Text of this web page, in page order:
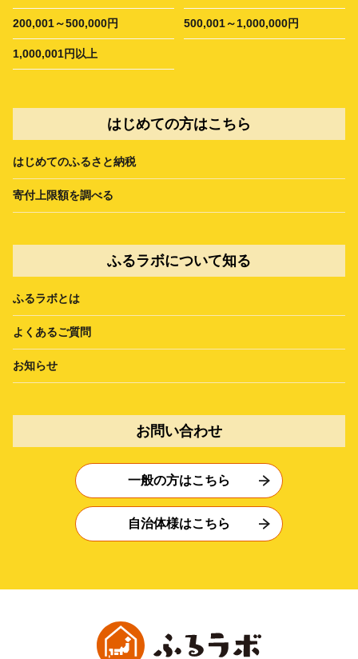
200,001～500,000円 500,001～1,000,000円
1,000,001円以上
はじめての方はこちら
はじめてのふるさと納税
寄付上限額を調べる
ふるラボについて知る
ふるラボとは
よくあるご質問
お知らせ
お問い合わせ
一般の方はこちら
自治体様はこちら